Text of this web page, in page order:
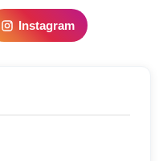
Instagram